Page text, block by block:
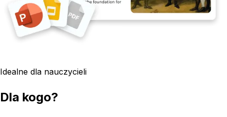
Idealne dla nauczycieli
Dla kogo?